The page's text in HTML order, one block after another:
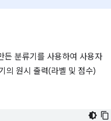
든 분류기를 사용하여 사용자
의 원시 출력(라벨 및 점수)